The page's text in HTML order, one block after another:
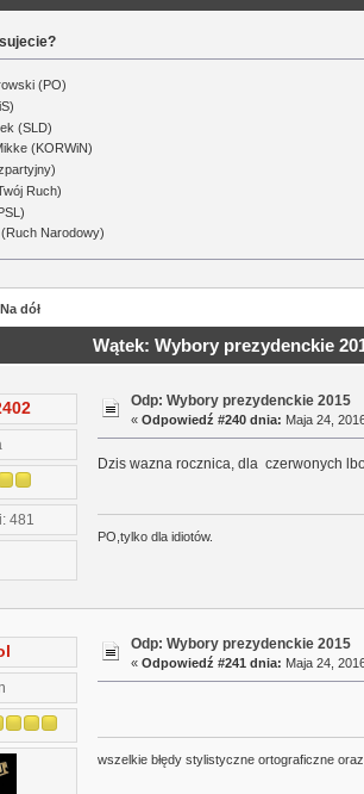
(PO)
(SLD)
(KORWiN)
Ruch)
Narodowy)
Na dół
Wątek: Wybory prezydenckie
481
Odp: Wybory prezydenckie 2015
« Odpowiedź #240 dnia: Maja 24,
Dzis wazna rocznica, dla czerwonych
PO,tylko dla idiotów.
Odp: Wybory prezydenckie 2015
« Odpowiedź #241 dnia: Maja 24,
wszelkie błędy stylistyczne ortograficzne